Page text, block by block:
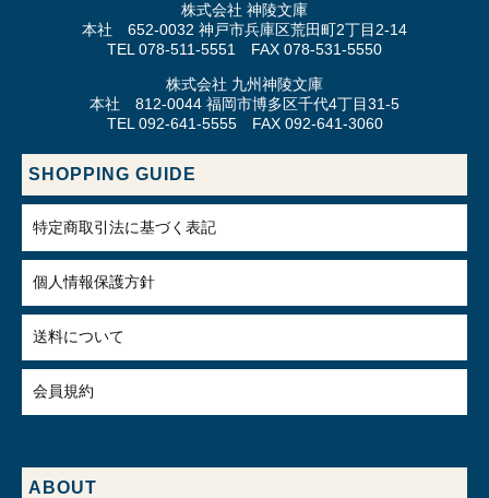
株式会社 神陵文庫
本社 652-0032 神戸市兵庫区荒田町2丁目2-14
TEL 078-511-5551 FAX 078-531-5550
株式会社 九州神陵文庫
本社 812-0044 福岡市博多区千代4丁目31-5
TEL 092-641-5555 FAX 092-641-3060
SHOPPING GUIDE
特定商取引法に基づく表記
個人情報保護方針
送料について
会員規約
ABOUT